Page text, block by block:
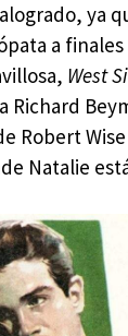
ya
a
West
Richard
Robert
Natalie